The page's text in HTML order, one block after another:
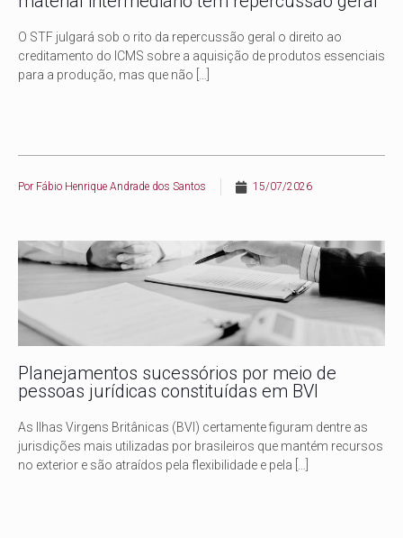
O STF julgará sob o rito da repercussão geral o direito ao
creditamento do ICMS sobre a aquisição de produtos essenciais
para a produção, mas que não
Por Fábio Henrique Andrade dos Santos 15/07/2026
Planejamentos sucessórios por meio de
pessoas jurídicas constituídas em BVI
As Ilhas Virgens Britânicas (BVI) certamente figuram dentre as
jurisdições mais utilizadas por brasileiros que mantém recursos
no exterior e são atraídos pela flexibilidade e pela